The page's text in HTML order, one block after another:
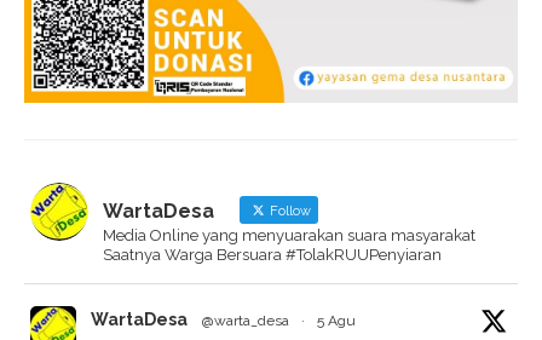
WartaDesa Follow
Media Online yang menyuarakan suara masyarakat
Saatnya Warga Bersuara #TolakRUUPenyiaran
WartaDesa @warta_desa · 5 Agu